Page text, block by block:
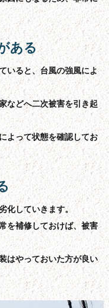
ある
いると、台風の強風によ
などへ二次被害を引き起
よって状態を確認してお
化していきます。
を補修しておけば、被害
はやっておいた方が良い